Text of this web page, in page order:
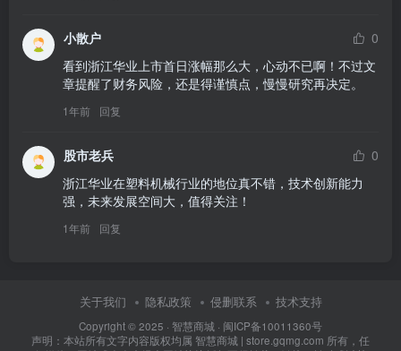
小散户
0
看到浙江华业上市首日涨幅那么大，心动不已啊！不过文
章提醒了财务风险，还是得谨慎点，慢慢研究再决定。
1年前 回复
股市老兵
0
浙江华业在塑料机械行业的地位真不错，技术创新能力
强，未来发展空间大，值得关注！
1年前 回复
关于我们 隐私政策 侵删联系 技术支持
Copyright © 2025 · 智慧商城 · 闽ICP备10011360号
声明：本站所有文字内容版权均属 智慧商城 | store.gqmg.com 所有，任